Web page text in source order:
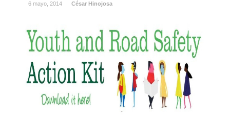
6 mayo, 2014 César Hinojosa